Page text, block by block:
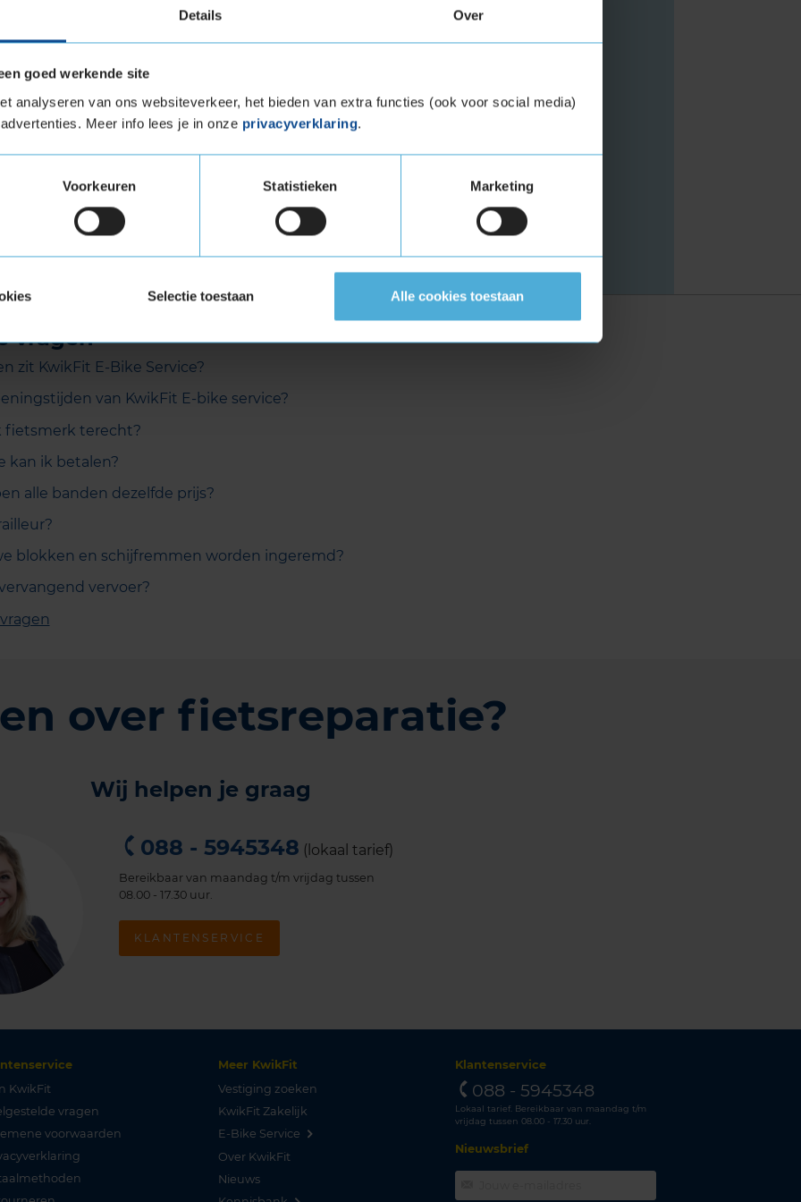
Details Over
goed werkende site
analyseren van ons websiteverkeer, het bieden van extra functies (ook voor social media)
Meer info lees je in onze privacyverklaring.
Voorkeuren Statistieken Marketing
Selectie toestaan Alle cookies toestaan
vragen
zit KwikFit E-Bike Service?
van KwikFit E-bike service?
fietsmerk terecht?
kan ik betalen?
alle banden dezelfde prijs?
blokken en schijfremmen worden ingeremd?
vervoer?
over fietsreparatie?
Wij helpen je graag
088 - 5945348 (lokaal tarief)
Bereikbaar van maandag t/m vrijdag tussen
08.00 - 17.30 uur.
KLANTENSERVICE
KwikFit
vragen
voorwaarden
Meer KwikFit
Vestiging zoeken
KwikFit Zakelijk
E-Bike Service
Over KwikFit
Nieuws
Klantenservice
088 - 5945348
Lokaal tarief. Bereikbaar van maandag t/m
vrijdag tussen 08.00 - 17.30 uur.
Nieuwsbrief